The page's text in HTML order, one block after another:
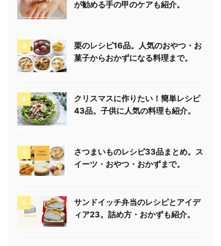
が勧める手の甲のケアも紹介。
3
栗のレシピ16品。人気のおやつ・お
菓子からおかずになる料理まで。
4
クリスマスに作りたい！簡単レシピ
43品。子供に人気の料理も紹介。
5
さつまいものレシピ33品まとめ。ス
イーツ・おやつ・おかずまで。
6
サンドイッチ弁当のレシピとアイデ
ィア23。詰め方・おかずも紹介。